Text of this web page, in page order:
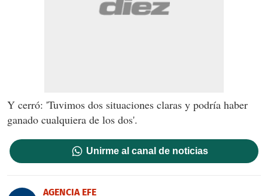
Y cerró: 'Tuvimos dos situaciones claras y podría haber
ganado cualquiera de los dos'.
Unirme al canal de noticias
AGENCIA EFE